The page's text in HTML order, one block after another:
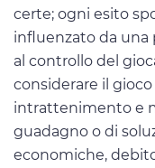
certe; ogni esito
influenzato da
al controllo del
considerare il
intrattenimento e
guadagno o di
economiche,